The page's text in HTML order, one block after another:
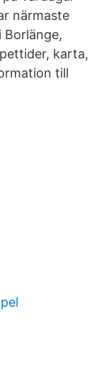
närmaste
karta,
till